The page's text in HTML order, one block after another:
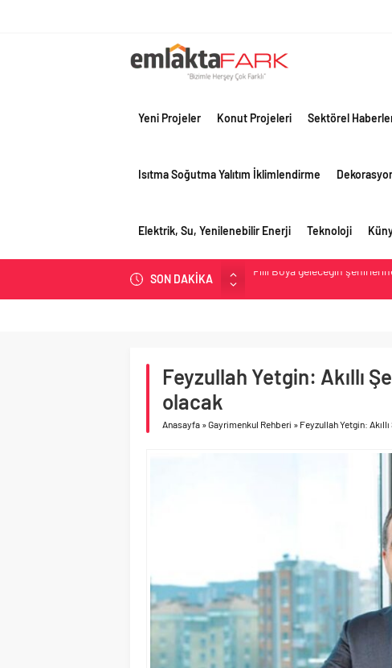
Yeni Projeler Konut Projeleri Sektörel
Isıtma Soğutma Yalıtım İklimlendirme
Elektrik, Su, Yenilenebilir Enerji Teknoloji
SON DAKİKA
Tosyalı’nın döngüsel
Çimsa, yılın ilk yarısında
Feyzullah Yetgin: Akıllı
olacak
Anasayfa »Gayrimenkul Rehberi » Feyzullah Yetgin: